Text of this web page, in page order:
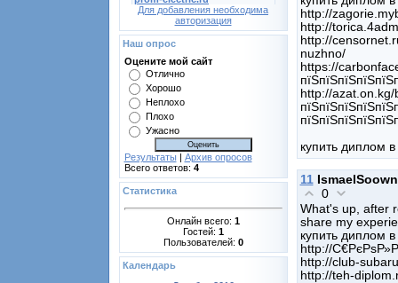
Для добавления необходима
авторизация
Наш опрос
Оцените мой сайт
Отлично
Хорошо
Неплохо
Плохо
Ужасно
Результаты| Архив опросов
Всего ответов: 4
Статистика
Онлайн всего: 1
Гостей: 1
Пользователей: 0
Календарь
http://
http://
http://
nuzhno/
https://
http://azat.on.kg/
купить диплом
11 IsmaelSoown
0
What's up, after
share my
купить диплом
http://
http://club-
http://teh-